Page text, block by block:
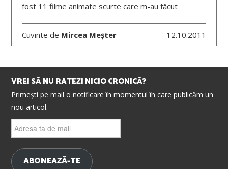
fost 11 filme animate scurte care m-au făcut
Cuvinte de Mircea Meșter 12.10.2011
VREI SĂ NU RATEZI NICIO CRONICĂ?
Primești pe mail o notificare în momentul în care publicăm un
nou articol.
ta
mail
ABONEAZĂ-TE